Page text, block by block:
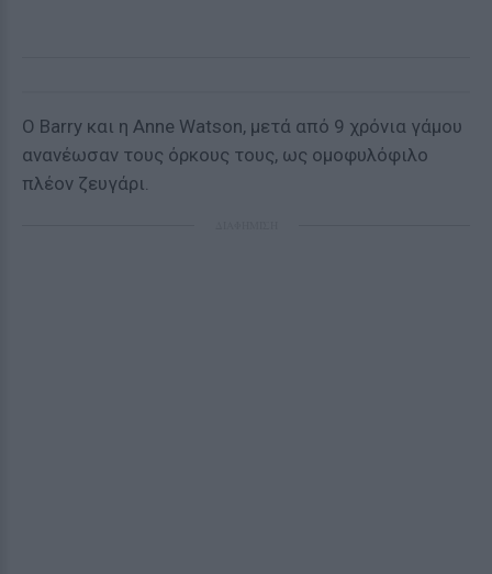
Ο Barry και η Anne Watson, μετά από 9 χρόνια γάμου
ανανέωσαν τους όρκους τους, ως ομοφυλόφιλο
πλέον ζευγάρι.